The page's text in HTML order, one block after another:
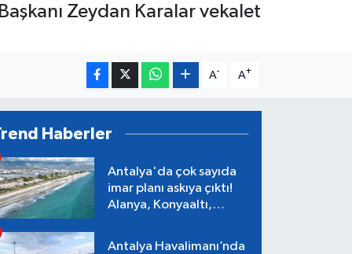
Zeydan Karalar vekalet
A- A+
Haberler
Antalya'da çok sayıda
imar planı askıya çıktı!
Alanya, Konyaaltı,
Antalya Havalimanı’nda